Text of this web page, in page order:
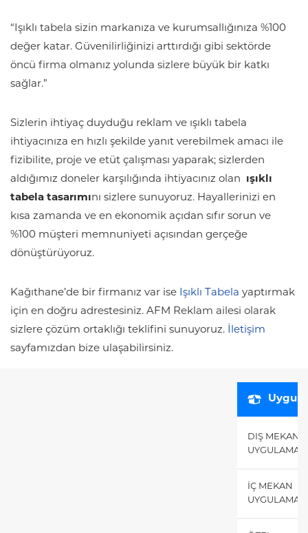
“Işıklı tabela sizin markanıza ve kurumsallığınıza %100
değer katar. Güvenilirliğinizi arttırdığı gibi sektörde
öncü firma olmanız yolunda sizlere büyük bir katkı
sağlar.”
Sizlerin ihtiyaç duyduğu reklam ve ışıklı tabela
ihtiyacınıza en hızlı şekilde yanıt verebilmek amacı ile
fizibilite, proje ve etüt çalışması yaparak; sizlerden
aldığımız doneler karşılığında ihtiyacınız olan ışıklı
tabela tasarımını sizlere sunuyoruz. Hayallerinizi en
kısa zamanda ve en ekonomik açıdan sıfır sorun ve
%100 müşteri memnuniyeti açısından gerçeğe
dönüştürüyoruz.
Kağıthane’de bir firmanız var ise Işıklı Tabela yaptırmak
için en doğru adrestesiniz. AFM Reklam ailesi olarak
sizlere çözüm ortaklığı teklifini sunuyoruz.
İletişim
sayfamızdan bize ulaşabilirsiniz.
DIŞ MEKAN
İÇ MEKAN